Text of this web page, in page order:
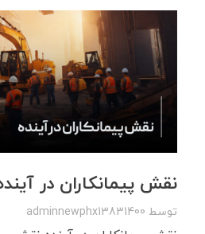
نقش پیمانکاران در
توسط adminnewphx13831400